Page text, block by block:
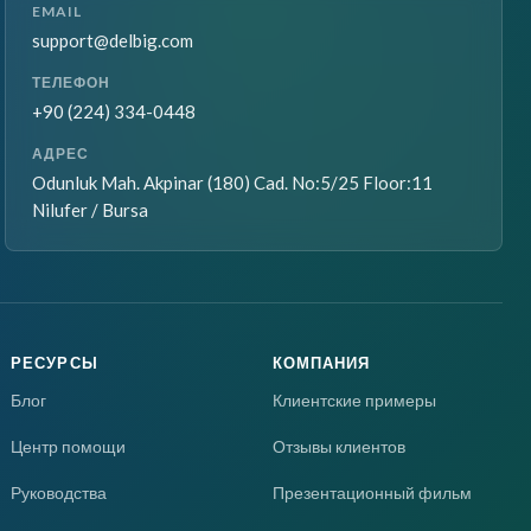
EMAIL
support@delbig.com
ТЕЛЕФОН
+90 (224) 334-0448
АДРЕС
Odunluk Mah. Akpinar (180) Cad. No:5/25 Floor:11
Nilufer / Bursa
РЕСУРСЫ
Блог
Центр помощи
Руководства
КОМПАНИЯ
Клиентские примеры
Отзывы клиентов
Презентационный фильм